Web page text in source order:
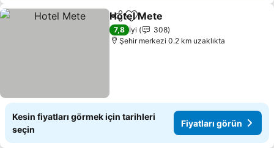
PaylaşFavorilerime ekle
Hotel Mete
7,8 İyi
308
Şehir merkezi 0.2 km uzaklıkta
Kesin fiyatları görmek için tarihleri
seçin
Fiyatları görün